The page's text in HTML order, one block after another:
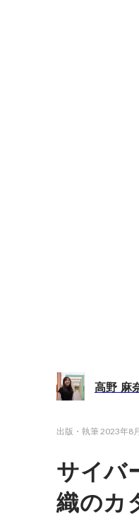
高野 麻
出版・執筆2023年8
サイバ
織のカ